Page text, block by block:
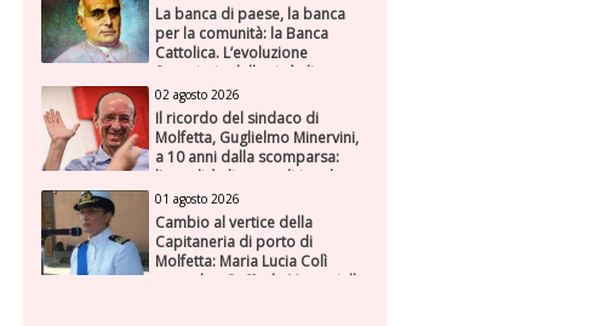
La banca di paese, la banca
per la comunità: la Banca
Cattolica. L’evoluzione
finanziaria della città di
Molfetta (Parte seconda)
02 agosto 2026
Il ricordo del sindaco di
Molfetta, Guglielmo Minervini,
a 10 anni dalla scomparsa:
l'attualità di una politica che
genera futuro
01 agosto 2026
Cambio al vertice della
Capitaneria di porto di
Molfetta: Maria Lucia Colì
succede a Raffaele Muscariello